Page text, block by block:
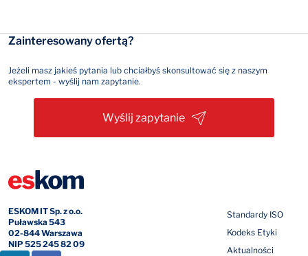
ESKOM IT Sp. z o.o.
Puławska 543
02-844 Warszawa
NIP 525 245 82 09
Standardy ISO
Kodeks Etyki
Aktualności
Zainteresowany ofertą?
Jeżeli masz jakieś pytania lub chciałbyś skonsultować się z naszym
ekspertem - wyślij nam zapytanie.
Wyślij zapytanie